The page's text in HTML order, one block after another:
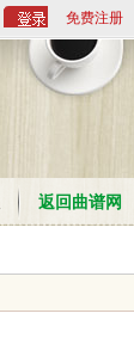
免费注册
返回曲谱网